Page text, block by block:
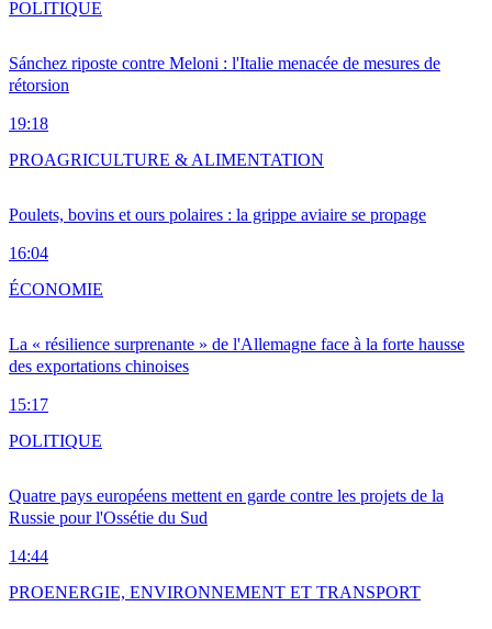
Sánchez riposte contre Meloni : l'Italie menacée de mesures de
rétorsion
19:18
POLITIQUE
Poulets, bovins et ours polaires : la grippe aviaire se propage
16:04
PROAGRICULTURE & ALIMENTATION
La « résilience surprenante » de l'Allemagne face à la forte hausse
des exportations chinoises
15:17
ÉCONOMIE
Quatre pays européens mettent en garde contre les projets de la
Russie pour l'Ossétie du Sud
14:44
POLITIQUE
PROENERGIE, ENVIRONNEMENT ET TRANSPORT